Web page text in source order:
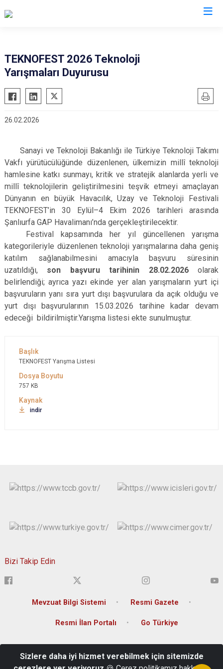
TEKNOFEST 2026 Teknoloji
Yarışmaları Duyurusu
26.02.2026
Sanayi ve Teknoloji Bakanlığı ile Türkiye Teknoloji Takımı
Vakfı yürütücülüğünde düzenlenen, ülkemizin millî teknoloji
hamlesine katkı sunmayı, kritik ve stratejik alanlarda yerli ve
millî teknolojilerin geliştirilmesini teşvik etmeyi amaçlayan
Dünyanın en büyük Havacılık, Uzay ve Teknoloji Festivali
TEKNOFEST’in 30 Eylül–4 Ekim 2026 tarihleri arasında
Şanlıurfa GAP Havalimanı’nda gerçekleştirilecektir.
Festival kapsamında her yıl güncellenen yarışma
kategorileriyle düzenlenen teknoloji yarışmalarına daha geniş
katılım sağlanabilmesini amacıyla başvuru süresinin
uzatıldığı, son başvuru tarihinin 28.02.2026olarak
belirlendiği; ayrıca yazı ekinde yer alan yarışmaların yurt içi
başvuruların yanı sıra yurt dışı başvurulara da açık olduğu ve
yurt dışı başvurularının 15.03.2026 tarihine kadar devam
edeceği bildirilmiştir.Yarışma listesi ekte sunulmuştur.
TEKNOFEST Yarışma Listesi
757 KB
indir
Bizi Takip Edin
Mevzuat Bilgi Sistemi Resmi Gazete
Resmi İlan Portalı Go Türkiye
Haziran Atatürk Kültür Sarayı)
Sizlere daha iyi hizmet verebilmek için sitemizde